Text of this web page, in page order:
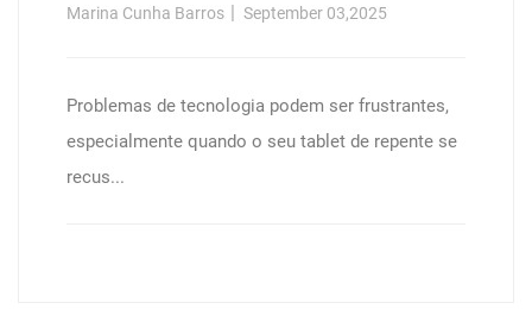
Marina Cunha Barros September 03,2025
Problemas de tecnologia podem ser frustrantes,
especialmente quando o seu tablet de repente se
recus...